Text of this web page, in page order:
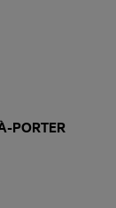
PORTER